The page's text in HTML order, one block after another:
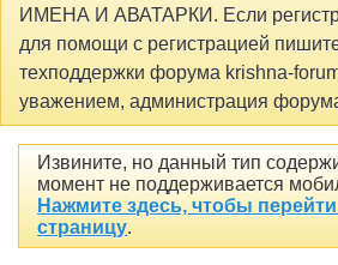
ИМЕНА И АВАТАРКИ. Если
для помощи с регистрацией
техподдержки форума krishna-
уважением, администрация
Извините, но данный тип
момент не поддерживается
Нажмите здесь, чтобы
страницу.